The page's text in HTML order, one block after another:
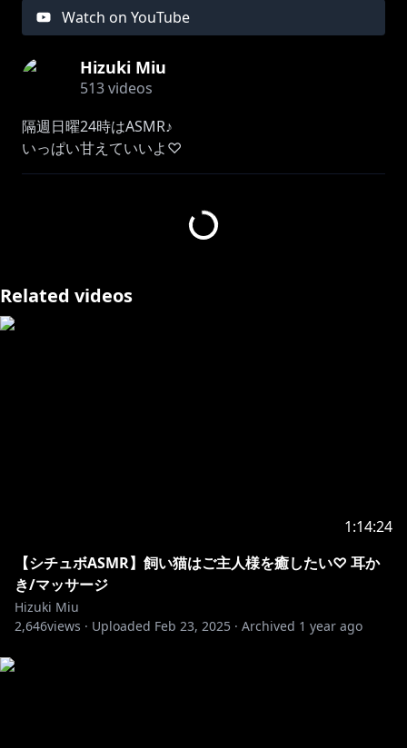
Watch on YouTube
Hizuki Miu
513videos
隔週日曜24時はASMR♪
いっぱい甘えていいよ♡
SR3D/Binaural/睡眠導入/癒し
シチュエーション/耳かき/ハグ
メンバーシップみうぷろプランでは、月に一度ちょっぴ
過去のアーカイブも見放題です♪
▽▽▽▽▽▽▽▽▽▽▽▽▽▽▽▽
Related videos
1:14:24
【シチュボASMR】飼い猫はご主人様を癒したい♡ 耳か
き/マッサージ
Hizuki Miu
2,646views · Uploaded Feb 23, 2025 · Archived 1 year ago